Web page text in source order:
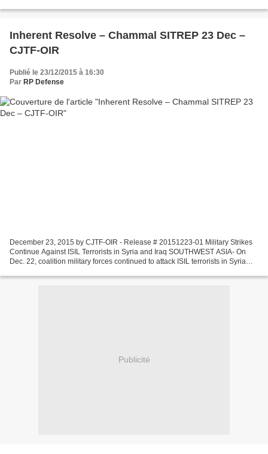
Inherent Resolve – Chammal SITREP 23 Dec –
CJTF-OIR
Publié le 23/12/2015 à 16:30
Par RP Defense
December 23, 2015 by CJTF-OIR - Release # 20151223-01 Military Strikes
Continue Against ISIL Terrorists in Syria and Iraq SOUTHWEST ASIA- On
Dec. 22, coalition military forces continued to attack ISIL terrorists in Syria
Publicité